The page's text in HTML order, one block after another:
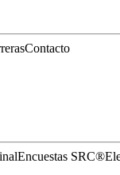
Contacto
Encuestas SRC®